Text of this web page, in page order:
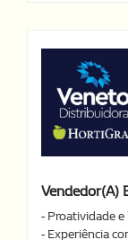
Vendedor(a)
- Proatividade
- Experiência